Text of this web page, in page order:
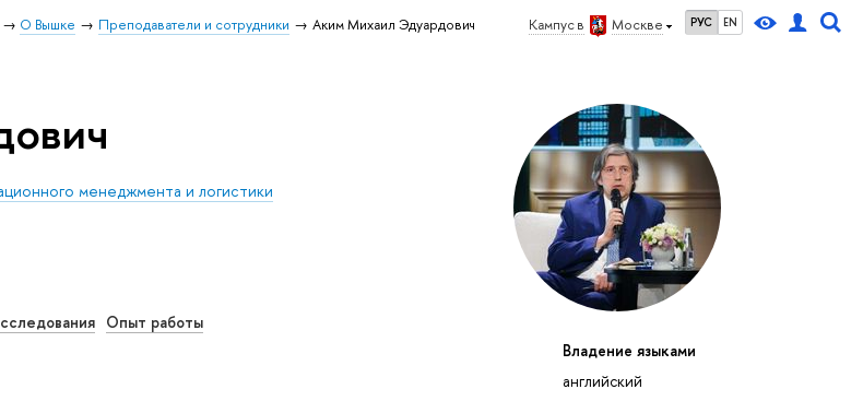
Кампус в Москве РУС EN
О Вышке Преподаватели и сотрудники Аким Михаил Эдуардович
Владение языками
английский
менеджмента и логистики
Опыт работы